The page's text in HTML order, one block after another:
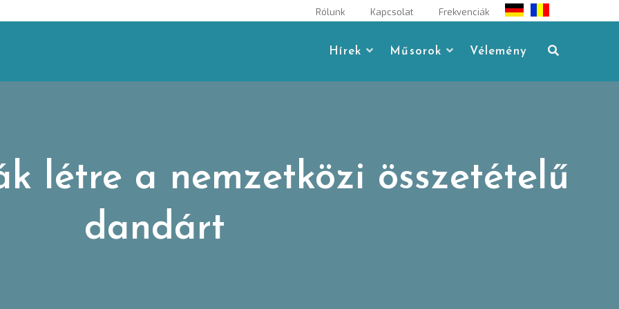
Rólunk Kapcsolat Frekvenciák
Hírek Műsorok Vélemény
létre a nemzetközi összetételű
dandárt